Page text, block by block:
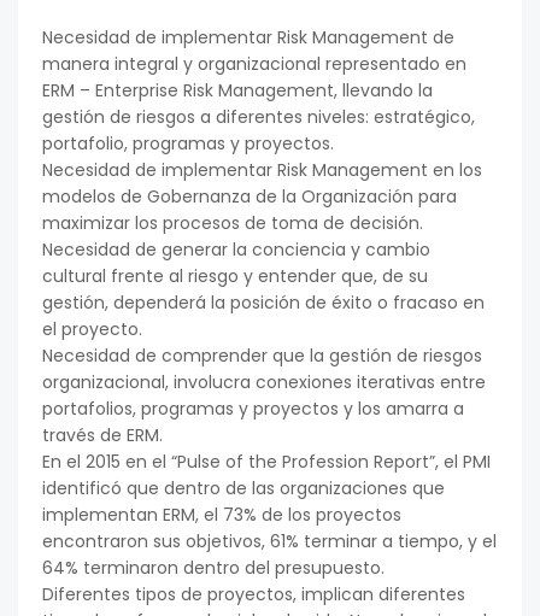
Necesidad de implementar Risk Management de
manera integral y organizacional representado en
ERM – Enterprise Risk Management, llevando la
gestión de riesgos a diferentes niveles: estratégico,
portafolio, programas y proyectos.
Necesidad de implementar Risk Management en los
modelos de Gobernanza de la Organización para
maximizar los procesos de toma de decisión.
Necesidad de generar la conciencia y cambio
cultural frente al riesgo y entender que, de su
gestión, dependerá la posición de éxito o fracaso en
el proyecto.
Necesidad de comprender que la gestión de riesgos
organizacional, involucra conexiones iterativas entre
portafolios, programas y proyectos y los amarra a
través de ERM.
En el 2015 en el “Pulse of the Profession Report”, el PMI
identificó que dentro de las organizaciones que
implementan ERM, el 73% de los proyectos
encontraron sus objetivos, 61% terminar a tiempo, y el
64% terminaron dentro del presupuesto.
Diferentes tipos de proyectos, implican diferentes